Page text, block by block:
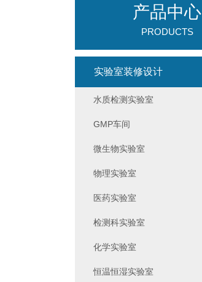
产品中心
PRODUCTS
实验室装修设计
水质检测实验室
GMP车间
微生物实验室
物理实验室
医药实验室
检测科实验室
化学实验室
恒温恒湿实验室